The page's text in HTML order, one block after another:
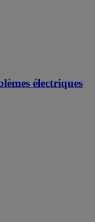
électriques